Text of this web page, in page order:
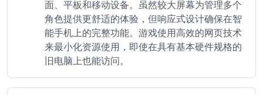
面、平板和移动设备。虽然较大屏幕为管理多个
角色提供更舒适的体验，但响应式设计确保在智
能手机上的完整功能。游戏使用高效的网页技术
来最小化资源使用，即使在具有基本硬件规格的
旧电脑上也能访问。